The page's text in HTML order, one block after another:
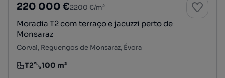
220 000 €2200 €/m²
Moradia T2 com terraço e jacuzzi perto de
Monsaraz
Corval, Reguengos de Monsaraz, Évora
Tipologia
T2
Preço por metro quadrado
100 m²